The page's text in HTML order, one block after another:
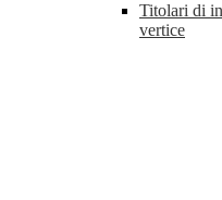
Titolari di
vertice